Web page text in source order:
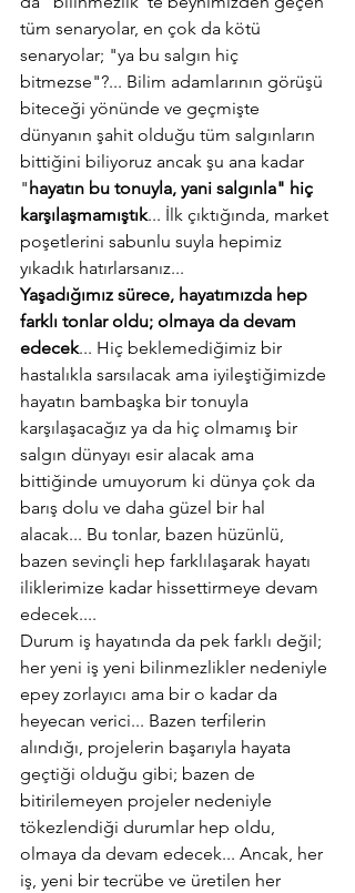
tüm senaryolar, en çok da kötü
senaryolar; "ya bu salgın hiç
bitmezse"?... Bilim adamlarının görüşü
biteceği yönünde ve geçmişte
dünyanın şahit olduğu tüm salgınların
bittiğini biliyoruz ancak şu ana kadar
" hayatın bu tonuyla, yani salgınla" hiç
karşılaşmamıştık... İlk çıktığında, market
poşetlerini sabunlu suyla hepimiz
yıkadık hatırlarsanız...
Yaşadığımız sürece, hayatımızda hep
farklı tonlar oldu; olmaya da devam
edecek... Hiç beklemediğimiz bir
hastalıkla sarsılacak ama iyileştiğimizde
hayatın bambaşka bir tonuyla
karşılaşacağız ya da hiç olmamış bir
salgın dünyayı esir alacak ama
bittiğinde umuyorum ki dünya çok da
barış dolu ve daha güzel bir hal
alacak... Bu tonlar, bazen hüzünlü,
bazen sevinçli hep farklılaşarak hayatı
iliklerimize kadar hissettirmeye devam
edecek....
Durum iş hayatında da pek farklı değil;
her yeni iş yeni bilinmezlikler nedeniyle
epey zorlayıcı ama bir o kadar da
heyecan verici... Bazen terfilerin
alındığı, projelerin başarıyla hayata
geçtiği olduğu gibi; bazen de
bitirilemeyen projeler nedeniyle
tökezlendiği durumlar hep oldu,
olmaya da devam edecek... Ancak, her
iş, yeni bir tecrübe ve üretilen her